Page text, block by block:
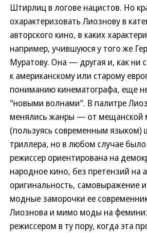
Штирлиц в логове нацистов. Но
охарактеризовать Лиознову в
авторского кино, в каких
например, учившуюся у того же
Муратову. Она — другая и, как ни
к американскому или старому
пониманию кинематографа, еще
"новыми волнами". В палитре
менялись жанры — от мещанской
(пользуясь современным языком)
триллера, но в любом случае
режиссер ориентирована на
народное кино, без претензий на
оригинальность, самовыражение
модные заморочки ее
Лиознова и мимо моды на
режиссером в ту пору, когда эта